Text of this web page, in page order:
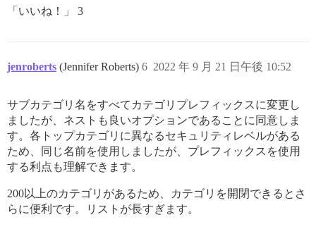
「いいね！」 3
jenroberts (Jennifer Roberts) 2022 年 9 月 21 日午後 10:52
6
サブカテゴリ名をすべてカテゴリプレフィックスに変更し
ましたが、ネストも良いオプションであることに同意しま
す。各トップカテゴリに異なるセキュリティレベルがある
ため、同じ名前を使用しましたが、プレフィックスを使用
する利点も理解できます。
200以上のカテゴリがあるため、カテゴリを開閉できるとさ
らに便利です。リストが長すぎます。